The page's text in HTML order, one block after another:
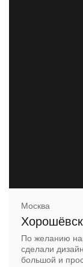
Москва
По желанию
сделали
большой и